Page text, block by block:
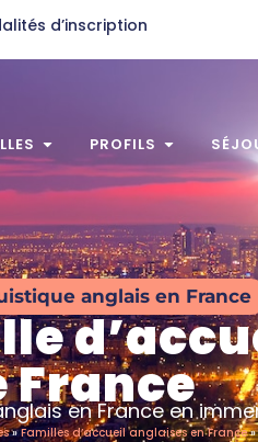
d’inscription
PROFILS
anglais en France
France
en France en
»Familles d’accueil anglaises en France»